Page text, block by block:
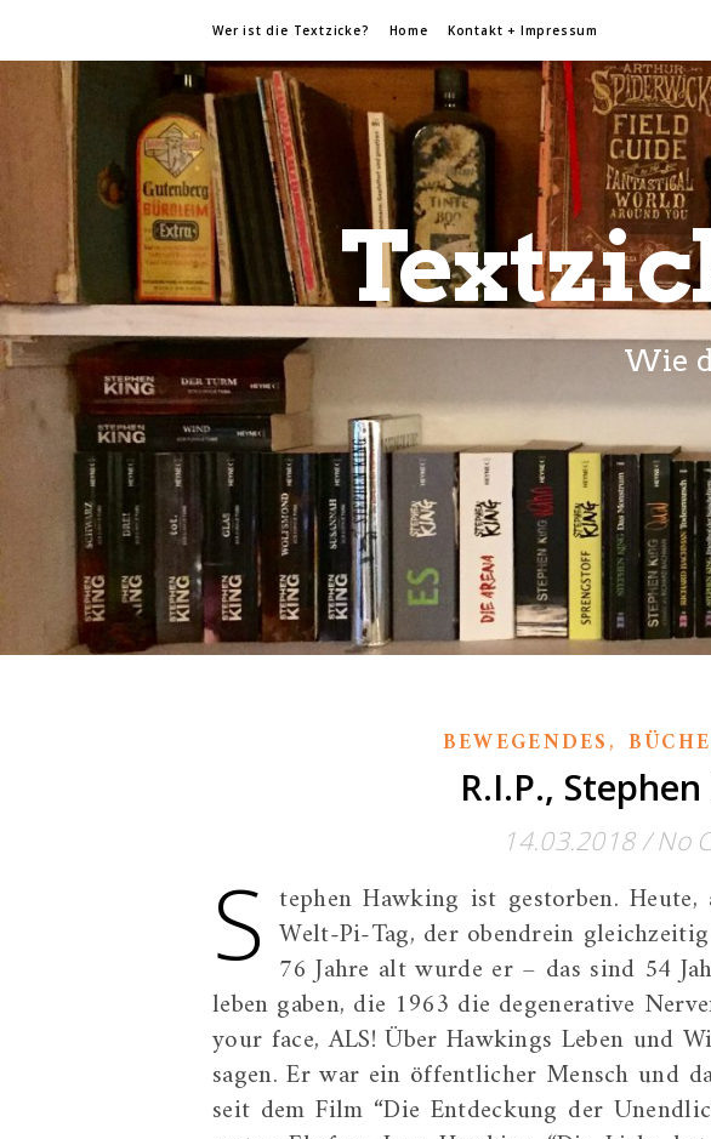
Wer ist die Textzicke? Home Kontakt + Impressum
Wie
BEWEGENDES,
R.I.P.,
14.03.2018 / No
S tephen Hawking ist gestorben.
Welt-Pi-Tag, der obendrein
76 Jahre alt wurde er – das sind 54
leben gaben, die 1963 die degenerative
your face, ALS! Über Hawkings Leben und
sagen. Er war ein öffentlicher Mensch und
seit dem Film “Die Entdeckung der